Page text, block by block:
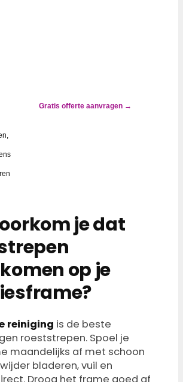
Gratis offerte aanvragen →
je dat
op je
reiniging is de beste
roeststrepen. Spoel je
maandelijks af met schoon
bladeren, vuil en